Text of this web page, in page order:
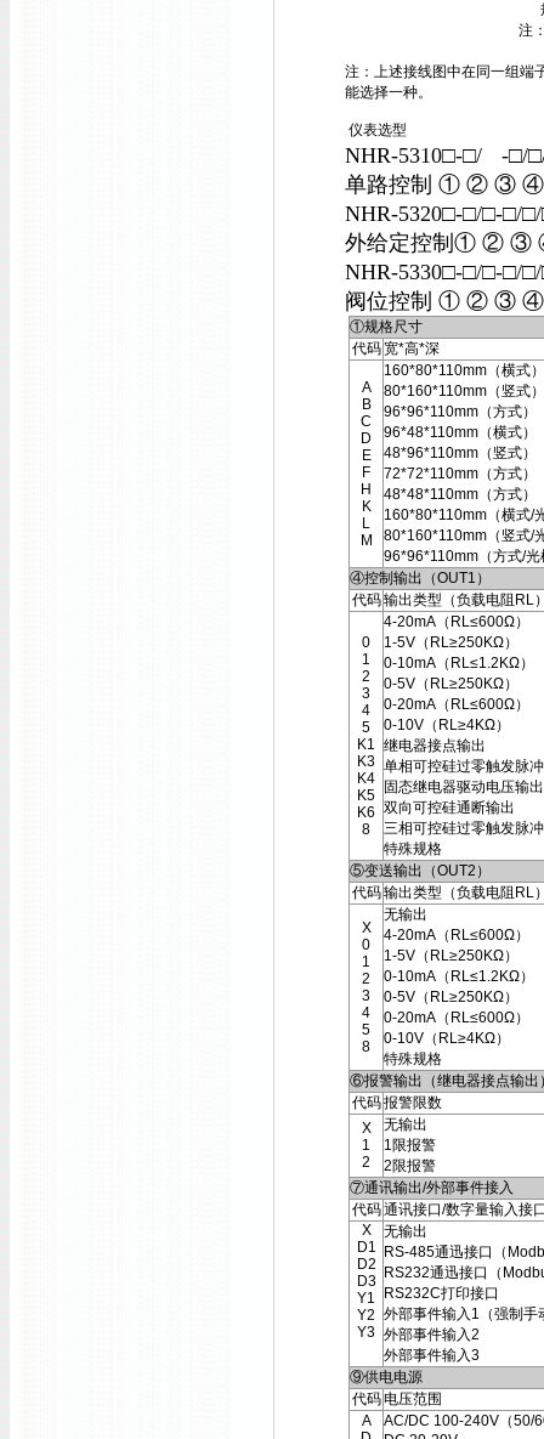
注
注：上述接线图中在同一组端
能选择一种。
仪表选型
NHR-5310□-□/
-□/
单路控制 ① ②
NHR-5320□-□/□-□/
外给定控制① ②
NHR-5330□-□/□-□/
阀位控制 ① ②
①规格尺寸
代码宽*高*深
A
B
C
D
E
F
H
K
L
M
160*80*110mm（横式）
80*160*110mm（竖式）
96*96*110mm（方式）
96*48*110mm（横式）
48*96*110mm（竖式）
72*72*110mm（方式）
48*48*110mm（方式）
160*80*110mm（横式/
80*160*110mm（竖式/
96*96*110mm（方式/光
④控制输出（OUT1）
代码输出类型（负载电阻RL
0
1
2
3
4
5
K1
K3
K4
K5
K6
8
4-20mA（RL≤600Ω）
1-5V（RL≥250KΩ）
0-10mA（RL≤1.2KΩ）
0-5V（RL≥250KΩ）
0-20mA（RL≤600Ω）
0-10V（RL≥4KΩ）
继电器接点输出
单相可控硅过零触发脉
固态继电器驱动电压输出
双向可控硅通断输出
三相可控硅过零触发脉
特殊规格
⑤变送输出（OUT2）
代码输出类型（负载电阻RL
X
0
1
2
3
4
5
8
无输出
4-20mA（RL≤600Ω）
1-5V（RL≥250KΩ）
0-10mA（RL≤1.2KΩ）
0-5V（RL≥250KΩ）
0-20mA（RL≤600Ω）
0-10V（RL≥4KΩ）
特殊规格
⑥报警输出（继电器接点输出
代码报警限数
X
1
2
无输出
1限报警
2限报警
⑦通讯输出/外部事件接入
代码通讯接口/数字量输入接
X
D1
D2
D3
Y1
Y2
Y3
无输出
RS-485通迅接口（
RS232通迅接口（
RS232C打印接口
外部事件输入1（强制手
外部事件输入2
外部事件输入3
⑨供电电源
代码电压范围
A
AC/DC 100-240V（50/